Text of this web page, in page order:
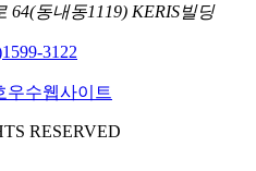
64(동내동1119) KERIS빌딩
1599-3122
RESERVED